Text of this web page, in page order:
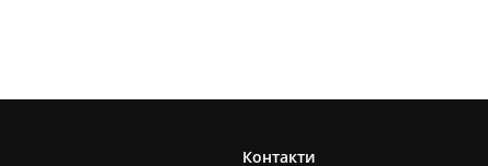
Контакти